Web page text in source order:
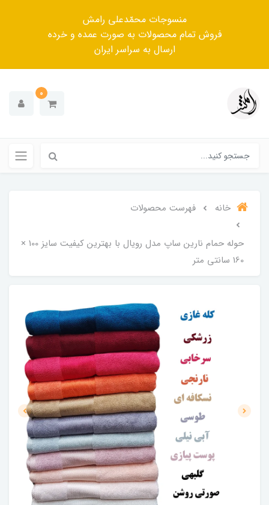
منسوجات محمّدعلی رامش
فروش تمام محصولات به صورت عمده و خرده
ارسال به سراسر ایران
0
خانه فهرست محصولات
حوله حمام نارین ساپ مدل رویال با بهترین کیفیت سایز 100 ×
160 سانتی متر